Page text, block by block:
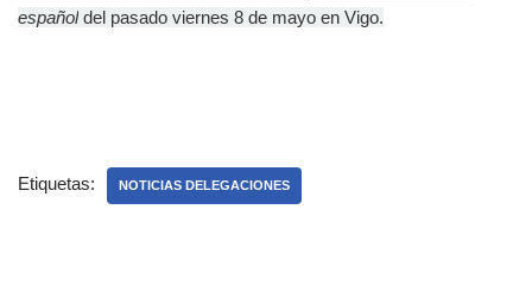
español del pasado viernes 8 de mayo en Vigo.
Etiquetas: NOTICIAS DELEGACIONES